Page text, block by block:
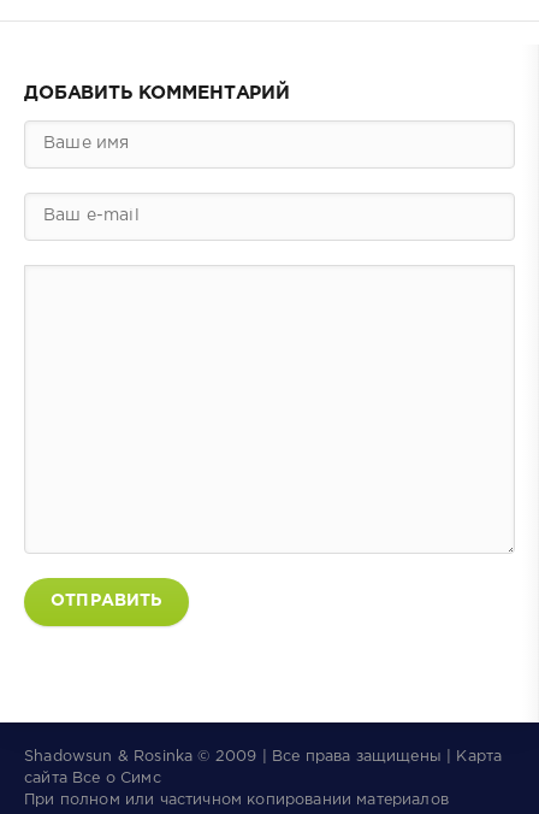
ДОБАВИТЬ КОММЕНТАРИЙ
ОТПРАВИТЬ
Shadowsun & Rosinka © 2009 | Все права защищены | Карта
сайта Все о Симс
При полном или частичном копировании материалов
Новое дополнение! Королевства,